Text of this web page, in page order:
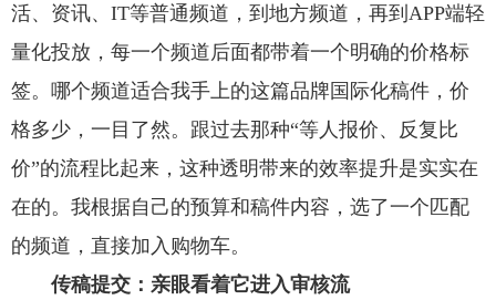
活、资讯、IT等普通频道，到地方频道，再到APP端轻
量化投放，每一个频道后面都带着一个明确的价格标
签。哪个频道适合我手上的这篇品牌国际化稿件，价
格多少，一目了然。跟过去那种“等人报价、反复比
价”的流程比起来，这种透明带来的效率提升是实实在
在的。我根据自己的预算和稿件内容，选了一个匹配
的频道，直接加入购物车。
传稿提交：亲眼看着它进入审核流